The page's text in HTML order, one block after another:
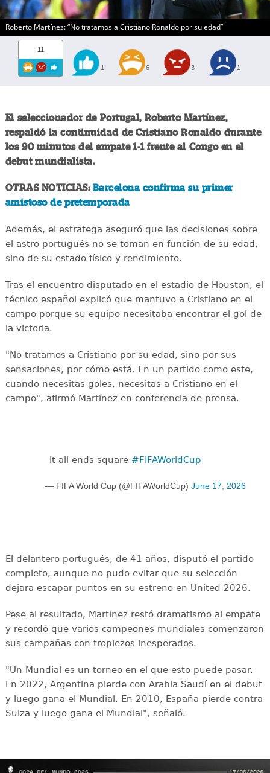
Roberto Martínez: “No tratamos a Cristiano Ronaldo por su edad”
11
1 6 3 1
El seleccionador de Portugal, Roberto Martínez,
respaldó la continuidad de Cristiano Ronaldo durante
los 90 minutos del empate 1-1 frente al Congo en el
debut mundialista.
OTRAS NOTICIAS: Barcelona confirma su primer
amistoso de pretemporada
Además, el estratega aseguró que las decisiones sobre
el astro portugués no se toman en función de su edad,
sino de su estado físico y rendimiento.
Tras el encuentro disputado en el estadio de Houston, el
técnico español explicó que mantuvo a Cristiano en el
campo porque su equipo necesitaba encontrar el gol de
la victoria.
"No tratamos a Cristiano por su edad, sino por sus
sensaciones, por cómo está. En un partido como este,
cuando necesitas goles, necesitas a Cristiano en el
campo", afirmó Martínez en conferencia de prensa.
It all ends square #FIFAWorldCup
— FIFA World Cup (@FIFAWorldCup) June 17, 2026
El delantero portugués, de 41 años, disputó el partido
completo, aunque no pudo evitar que su selección
dejara escapar puntos en su estreno en United 2026.
Pese al resultado, Martínez restó dramatismo al empate
y recordó que varios campeones mundiales comenzaron
sus campañas con tropiezos inesperados.
"Un Mundial es un torneo en el que esto puede pasar.
En 2022, Argentina pierde con Arabia Saudí en el debut
y luego gana el Mundial. En 2010, España pierde contra
Suiza y luego gana el Mundial", señaló.